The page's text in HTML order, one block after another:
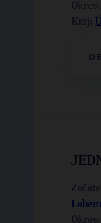
Okres:
Kraj:
Labem
Okres: